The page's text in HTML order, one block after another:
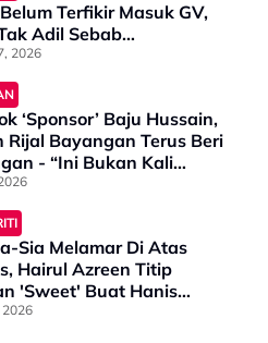
Terfikir Masuk GV,
Adil Sebab…
2026
‘Sponsor’ Baju Hussain,
Rijal Bayangan Terus Beri
- “Ini Bukan Kali
Ini…”
Sia Melamar Di Atas
Hairul Azreen Titip
'Sweet' Buat Hanis
- "Saya Tulis Pun Rasa
2026